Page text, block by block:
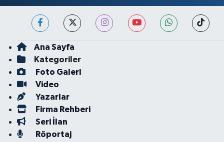
Ana Sayfa
Kategoriler
Foto Galeri
Video
Yazarlar
Firma Rehberi
Seri İlan
Röportaj